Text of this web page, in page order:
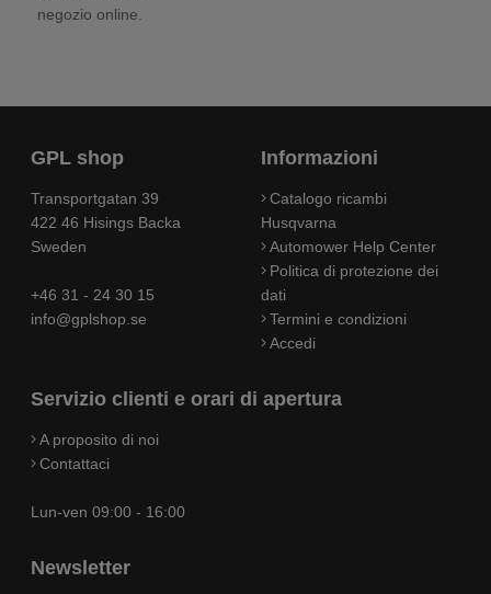
negozio online.
GPL shop
Transportgatan 39
422 46 Hisings Backa
Sweden
+46 31 - 24 30 15
info@gplshop.se
Informazioni
Catalogo ricambi
Husqvarna
Automower Help Center
Politica di protezione dei
dati
Termini e condizioni
Accedi
Servizio clienti e orari di apertura
A proposito di noi
Contattaci
Lun-ven 09:00 - 16:00
Newsletter